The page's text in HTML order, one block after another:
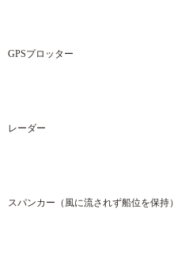
GPSプロッター
レーダー
スパンカー（風に流されず船位を保持）